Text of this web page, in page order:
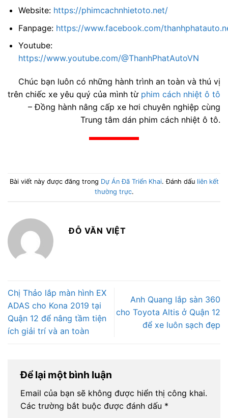
Website: https://phimcachnhietoto.net/
Fanpage: https://www.facebook.com/
Youtube:
https://www.youtube.com/@ThanhPhatAutoVN
Chúc bạn luôn có những hành trình an toàn và thú vị
trên chiếc xe yêu quý của mình từ phim cách nhiệt ô tô
– Đồng hành nâng cấp xe hơi chuyên nghiệp cùng
Trung tâm dán phim cách nhiệt ô tô.
Bài viết này được đăng trong Dự Án Đã Triển Khai. Đánh dấu liên kết
thường trực.
ĐỖ VĂN VIỆT
Chị Thảo lắp màn hình EX
ADAS cho Kona 2019 tại
Quận 12 để nâng tầm tiện
ích giải trí và an toàn
Anh Quang lắp sàn 360
cho Toyota Altis ở Quận 12
để xe luôn sạch đẹp
Để lại một bình luận
Email của bạn sẽ không được hiển thị công khai.
Các trường bắt buộc được đánh dấu *